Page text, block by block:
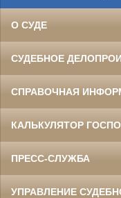
О СУДЕ
СУДЕБНОЕ
СПРАВОЧНАЯ
КАЛЬКУЛЯТОР
ПРЕСС-СЛУЖБА
УПРАВЛЕНИЕ